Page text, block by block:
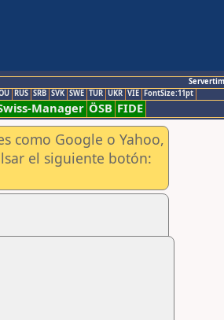
RUS SRB SVK SWE TUR UKR VIE FontSize:11pt
Manager ÖSB FIDE
como Google o Yahoo,
el siguiente botón: